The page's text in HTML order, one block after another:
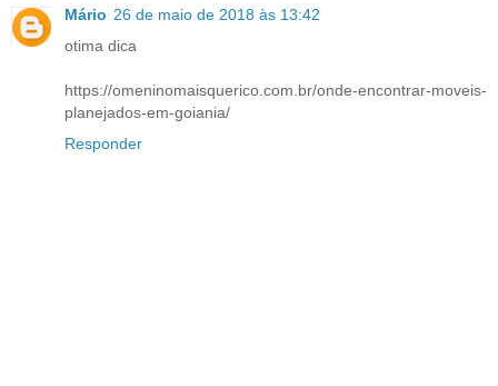
Mário 26 de maio de 2018 às 13:42
otima dica
https://omeninomaisquerico.com.br/onde-encontrar-moveis-
planejados-em-goiania/
Responder